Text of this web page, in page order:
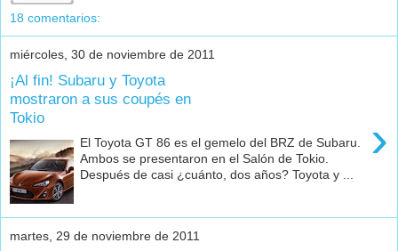
18 comentarios:
miércoles, 30 de noviembre de 2011
¡Al fin! Subaru y Toyota
mostraron a sus coupés en
Tokio
›
El Toyota GT 86 es el gemelo del BRZ de Subaru.
Ambos se presentaron en el Salón de Tokio.
Después de casi ¿cuánto, dos años? Toyota y ...
martes, 29 de noviembre de 2011